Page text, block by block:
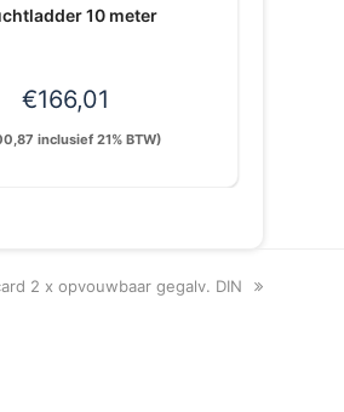
10 meter
€166,01
inclusief 21% BTW)
2 x opvouwbaar gegalv. DIN